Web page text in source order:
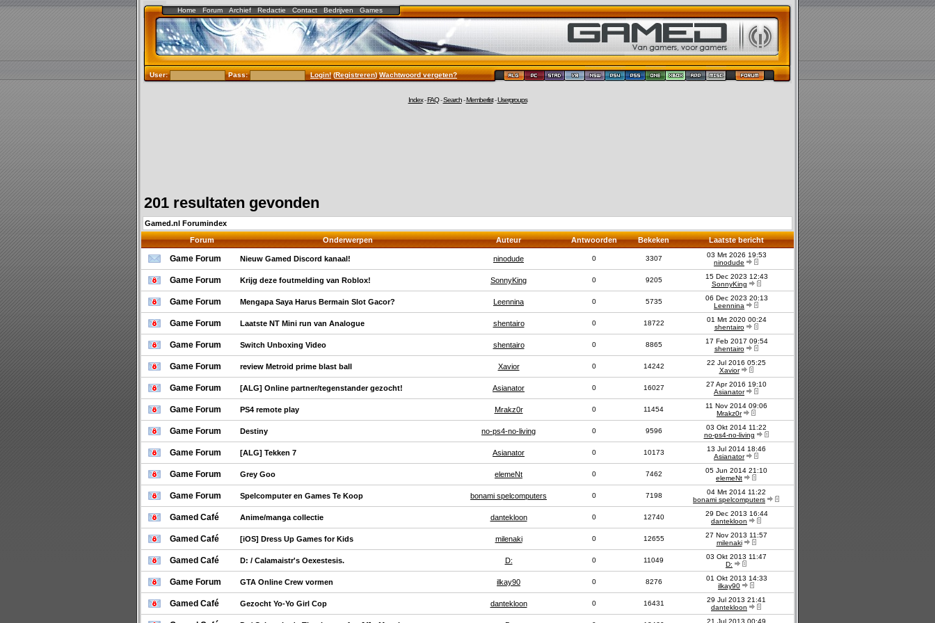
Home Forum Archief Redactie Contact Bedrijven Games
User: Pass: Login!(Registreren)Wachtwoord vergeten?
Index-FAQ-Search-Memberlist-Usergroups
201 resultaten gevonden
Gamed.nl Forumindex
Forum
Onderwerpen Auteur Antwoorden Bekeken Laatste bericht
Game Forum Nieuw Gamed Discord kanaal! ninodude 0 3307
03 Mrt 2026 19:53
ninodude
Game Forum Krijg deze foutmelding van Roblox! SonnyKing 0 9205
15 Dec 2023 12:43
SonnyKing
Game Forum Mengapa Saya Harus Bermain Slot Gacor? Leennina 0 5735
06 Dec 2023 20:13
Leennina
Game Forum Laatste NT Mini run van Analogue shentairo 0 18722
01 Mrt 2020 00:24
shentairo
Game Forum Switch Unboxing Video shentairo 0 8865
17 Feb 2017 09:54
shentairo
Game Forum review Metroid prime blast ball Xavior 0 14242
22 Jul 2016 05:25
Xavior
Game Forum [ALG] Online partner/tegenstander gezocht! Asianator 0 16027
27 Apr 2016 19:10
Asianator
Game Forum PS4 remote play Mrakz0r 0 11454
11 Nov 2014 09:06
Mrakz0r
Game Forum Destiny no-ps4-no-living 0 9596
03 Okt 2014 11:22
no-ps4-no-living
Game Forum [ALG] Tekken 7 Asianator 0 10173
13 Jul 2014 18:46
Asianator
Game Forum Grey Goo elemeNt 0 7462
05 Jun 2014 21:10
elemeNt
Game Forum Spelcomputer en Games Te Koop bonami spelcomputers 0 7198
04 Mrt 2014 11:22
bonami spelcomputers
Gamed Café Anime/manga collectie dantekloon 0 12740
29 Dec 2013 16:44
dantekloon
Gamed Café [iOS] Dress Up Games for Kids milenaki 0 12655
27 Nov 2013 11:57
milenaki
Gamed Café D: / Calamaistr's Oexestesis. D: 0 11049
03 Okt 2013 11:47
D:
Game Forum GTA Online Crew vormen ilkay90 0 8276
01 Okt 2013 14:33
ilkay90
Gamed Café Gezocht Yo-Yo Girl Cop dantekloon 0 16431
29 Jul 2013 21:41
dantekloon
21 Jul 2013 00:49